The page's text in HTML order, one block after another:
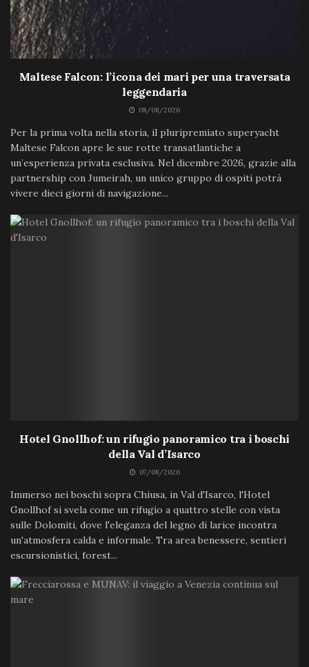
Maltese Falcon: l’icona dei mari per una traversata
leggendaria
08/08/2026
Per la prima volta nella storia, il pluripremiato superyacht
Maltese Falcon apre le sue rotte transatlantiche a
un’esperienza privata esclusiva. Nel dicembre 2026, grazie alla
partnership con Jumeirah, un unico gruppo di ospiti potrà
vivere dieci giorni di navigazione...
Hotel Gnollhof: un rifugio panoramico tra i boschi
della Val d’Isarco
07/08/2026
Immerso nei boschi sopra Chiusa, in Val d'Isarco, l'Hotel
Gnollhof si svela come un rifugio a quattro stelle con vista
sulle Dolomiti, dove l'eleganza del legno di larice incontra
un'atmosfera calda e informale. Tra area benessere, sentieri
escursionistici, forest...